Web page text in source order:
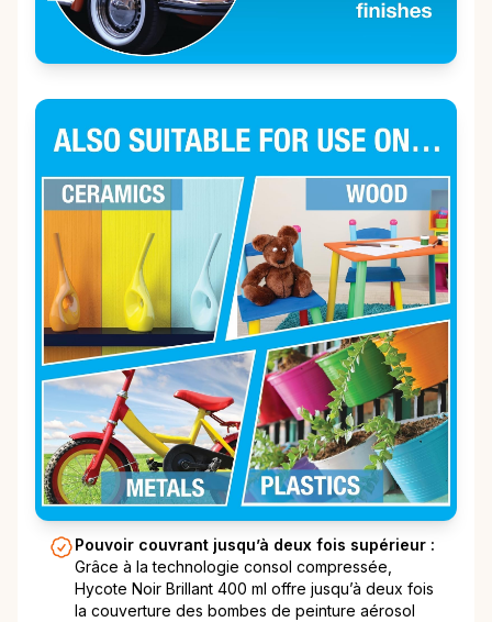
Pouvoir couvrant jusqu’à deux fois supérieur :
Grâce à la technologie consol compressée,
Hycote Noir Brillant 400 ml offre jusqu’à deux fois
la couverture des bombes de peinture aérosol